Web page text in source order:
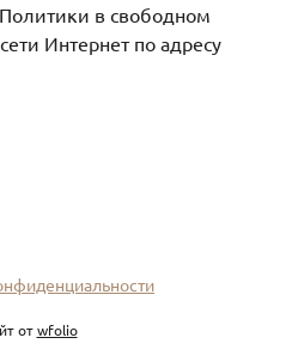
в свободном
Интернет по адресу
отwfolio